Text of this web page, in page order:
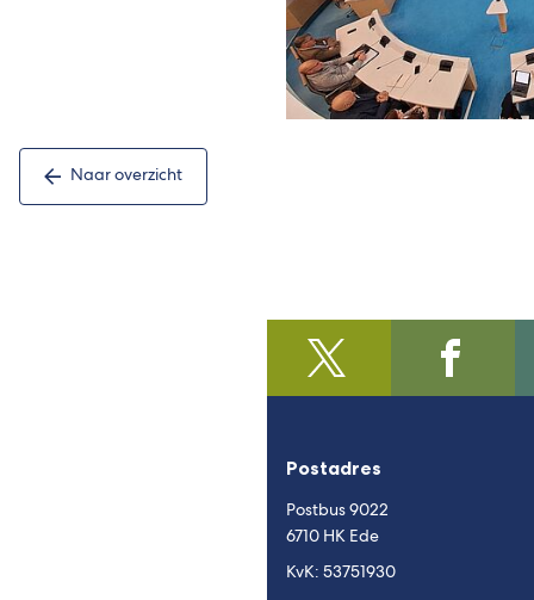
Naar overzicht
@regiofoodvalley
(Verwijst
naar
externe
naar
Postadres
Postbus 9022
6710 HK Ede
KvK: 53751930